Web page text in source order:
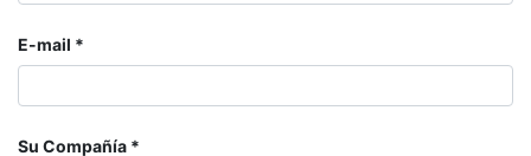
E-mail
Su Compañía